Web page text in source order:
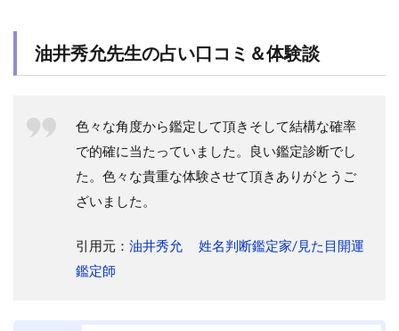
油井秀允先生の占い口コミ＆体験談
色々な角度から鑑定して頂きそして結構な確率
で的確に当たっていました。良い鑑定診断でし
た。色々な貴重な体験させて頂きありがとうご
ざいました。
引用元： 油井秀允 姓名判断鑑定家/見た目開運
鑑定師